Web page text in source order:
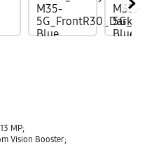
MP;
Vision Booster;